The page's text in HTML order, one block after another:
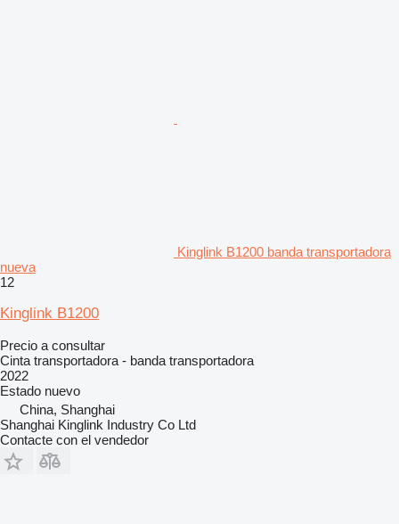
Kinglink B1200 banda transportadora
nueva
12
Kinglink B1200
Precio a consultar
Cinta transportadora - banda transportadora
2022
Estado nuevo
China, Shanghai
Shanghai Kinglink Industry Co Ltd
Contacte con el vendedor